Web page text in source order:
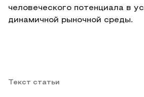
человеческого потенциала в
динамичной рыночной среды.
Текст статьи